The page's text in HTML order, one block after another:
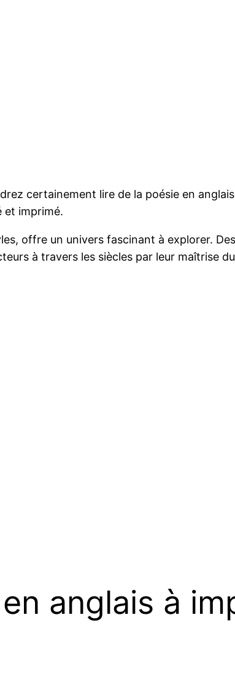
certainement lire de la poésie en
et imprimé.
offre un univers fascinant à explorer.
à travers les siècles par leur maîtrise
anglais à